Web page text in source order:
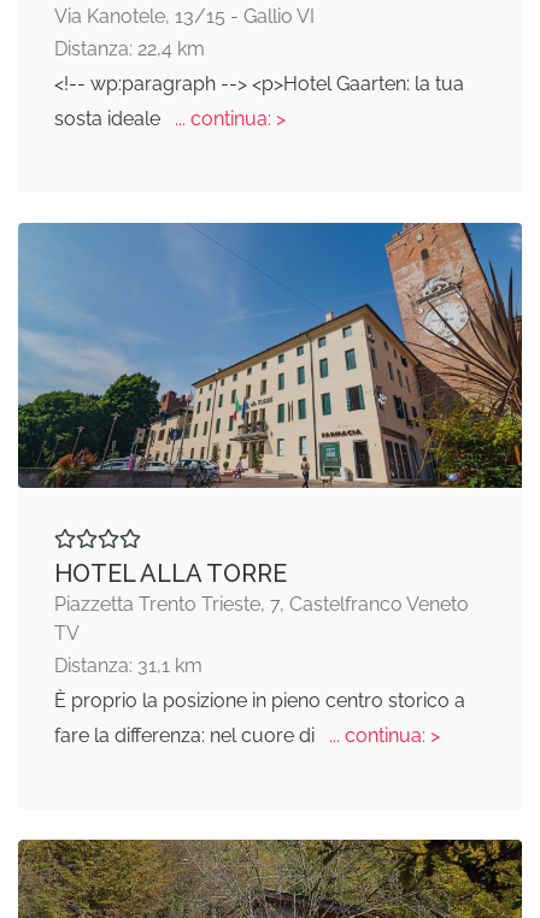
Via Kanotele, 13/15 - Gallio VI
Distanza: 22,4 km
<!-- wp:paragraph --> <p>Hotel Gaarten: la tua
sosta ideale
... continua: >
HOTEL ALLA TORRE
Piazzetta Trento Trieste, 7, Castelfranco Veneto
TV
Distanza: 31,1 km
È proprio la posizione in pieno centro storico a
fare la differenza: nel cuore di
... continua: >